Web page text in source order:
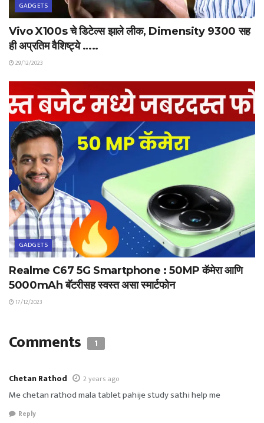
GADGETS
Vivo X100s चे डिटेल्स झाले लीक, Dimensity 9300 सह
ही अप्रतिम वैशिष्ट्ये …..
29/12/2023
GADGETS
Realme C67 5G Smartphone : 50MP कॅमेरा आणि
5000mAh बॅटरीसह स्वस्त असा स्मार्टफोन
17/12/2023
Comments 1
Chetan Rathod 2 years ago
Me chetan rathod mala tablet pahije study sathi help me
Reply